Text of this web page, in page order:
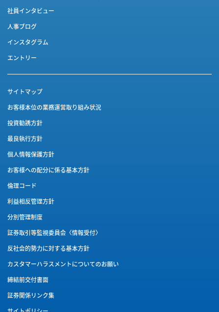
社員インタビュー
人事ブログ
インスタグラム
エントリー
サイトマップ
お客様本位の業務運営取り組み状況
投資勧誘方針
最良執行方針
個人情報保護方針
お客様への配分に係る基本方針
倫理コード
利益相反管理方針
分別管理制度
証券取引等監視委員会〈情報受付〉
反社会的勢力に対する基本方針
カスタマーハラスメントについてのお願い
締結前交付書面
証券関係リンク集